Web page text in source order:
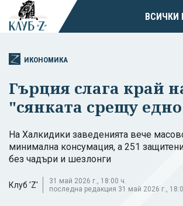
ВСИЧКИ
ИКОНОМИКА
Гърция слага край
"сянката срещу
На Халкидики заведенията вече
минимална консумация, а 251
без чадъри и шезлонги
Клуб 'Z'
31 май 2026 г., 18:00 ч.
последна редакция 31 май 2026 г.,